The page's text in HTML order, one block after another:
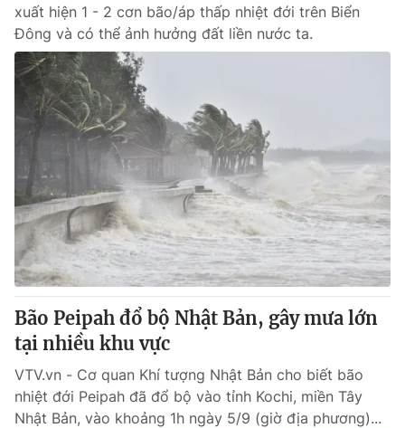
xuất hiện 1 - 2 cơn bão/áp thấp nhiệt đới trên Biển
Đông và có thể ảnh hưởng đất liền nước ta.
Bão Peipah đổ bộ Nhật Bản, gây mưa lớn
tại nhiều khu vực
VTV.vn - Cơ quan Khí tượng Nhật Bản cho biết bão
nhiệt đới Peipah đã đổ bộ vào tỉnh Kochi, miền Tây
Nhật Bản, vào khoảng 1h ngày 5/9 (giờ địa phương)...